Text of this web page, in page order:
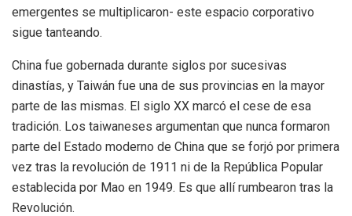
emergentes se multiplicaron- este espacio corporativo
sigue tanteando.
China fue gobernada durante siglos por sucesivas
dinastías, y Taiwán fue una de sus provincias en la mayor
parte de las mismas. El siglo XX marcó el cese de esa
tradición. Los taiwaneses argumentan que nunca formaron
parte del Estado moderno de China que se forjó por primera
vez tras la revolución de 1911 ni de la República Popular
establecida por Mao en 1949. Es que allí rumbearon tras la
Revolución.